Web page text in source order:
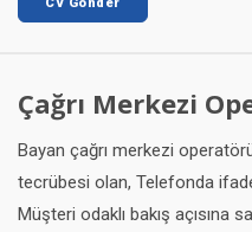
Çağrı Merkezi
Bayan çağrı merkezi
tecrübesi olan, Telefonda
Müşteri odaklı bakış açısına